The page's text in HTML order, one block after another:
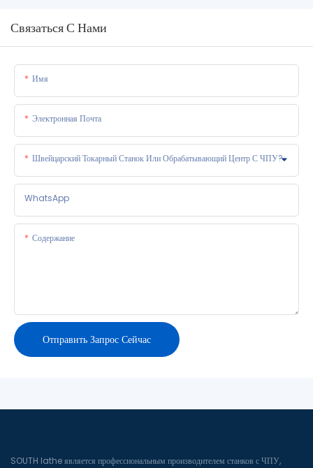
Связаться С Нами
Имя
Электронная Почта
Швейцарский Токарный Станок Или Обрабатывающий Центр С ЧПУ?
WhatsApp
Содержание
Отправить Запрос Сейчас
SOUTH lathe является профессиональным производителем станков с ЧПУ,